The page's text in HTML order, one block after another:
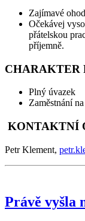
Zajímavé
Očekávej
přátelskou
příjemně.
CHARAKTER
Plný úvazek
Zaměstnání
KONTAKTNÍ
Petr Klement,
Právě vyšla